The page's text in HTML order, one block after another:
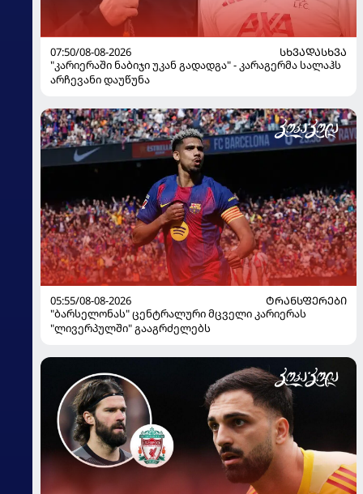
07:50/08-08-2026
ᲡᲮᲕᲐᲓᲐᲡᲮᲕᲐ
"კარიერაში ნაბიჯი უკან გადადგა" - კარაგერმა სალაჰს
არჩევანი დაუწუნა
05:55/08-08-2026
ᲢᲠᲐᲜᲡᲤᲔᲠᲔᲑᲘ
"ბარსელონას" ცენტრალური მცველი კარიერას
"ლივერპულში" გააგრძელებს